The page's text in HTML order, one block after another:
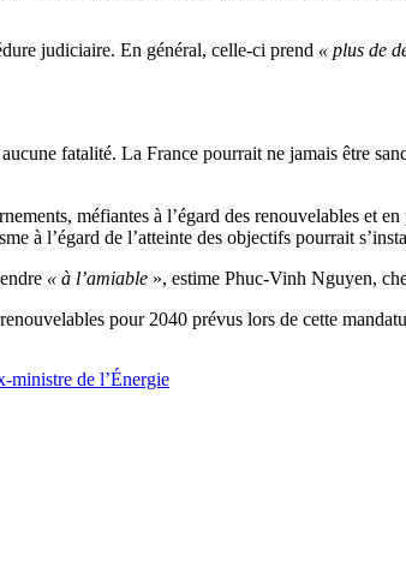
judiciaire. En général, celle-ci prend « plus de
fatalité. La France pourrait ne jamais être
méfiantes à l’égard des renouvelables et
à l’égard de l’atteinte des objectifs pourrait
« à l’amiable », estime Phuc-Vinh Nguyen,
pour 2040 prévus lors de cette
ministre de l’Énergie